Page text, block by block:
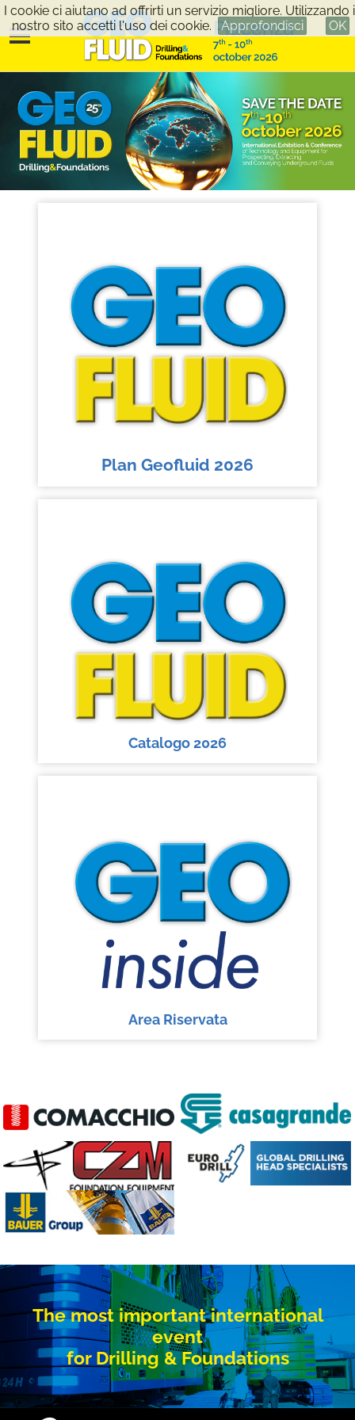
Plan Geofluid 2026
Catalogo 2026
Area Riservata
The most important international
event
for Drilling & Foundations
I cookie ci aiutano ad offrirti un servizio migliore. Utilizzando
nostro sito accetti l'uso dei cookie.
Approfondisci OK